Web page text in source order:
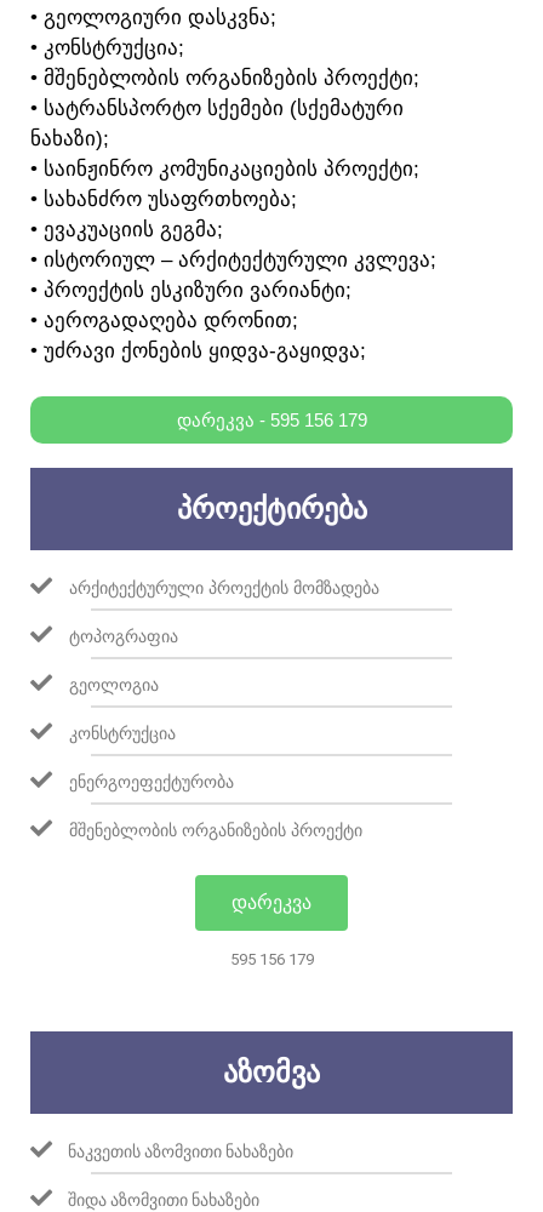
• ᲒᲔᲝᲚᲝᲒᲘᲣᲠᲘ ᲓᲐᲡᲙᲕᲜᲐ;
• ᲙᲝᲜᲡᲢᲠᲣᲥᲪᲘᲐ;
• ᲛᲨᲔᲜᲔᲑᲚᲝᲑᲘᲡ ᲝᲠᲒᲐᲜᲘᲖᲔᲑᲘᲡ ᲞᲠᲝᲔᲥᲢᲘ;
• ᲡᲐᲢᲠᲐᲜᲡᲞᲝᲠᲢᲝ ᲡᲥᲔᲛᲔᲑᲘ (ᲡᲥᲔᲛᲐᲢᲣᲠᲘ
ᲜᲐᲮᲐᲖᲘ);
• ᲡᲐᲘᲜᲟᲘᲜᲠᲝ ᲙᲝᲛᲣᲜᲘᲙᲐᲪᲘᲔᲑᲘᲡ ᲞᲠᲝᲔᲥᲢᲘ;
• ᲡᲐᲮᲐᲜᲫᲠᲝ ᲣᲡᲐᲤᲠᲗᲮᲝᲔᲑᲐ;
• ᲔᲕᲐᲙᲣᲐᲪᲘᲘᲡ ᲒᲔᲒᲛᲐ;
• ᲘᲡᲢᲝᲠᲘᲣᲚ – ᲐᲠᲥᲘᲢᲔᲥᲢᲣᲠᲣᲚᲘ ᲙᲕᲚᲔᲕᲐ;
• ᲞᲠᲝᲔᲥᲢᲘᲡ ᲔᲡᲙᲘᲖᲣᲠᲘ ᲕᲐᲠᲘᲐᲜᲢᲘ;
• ᲐᲔᲠᲝᲒᲐᲓᲐᲦᲔᲑᲐ ᲓᲠᲝᲜᲘᲗ;
• ᲣᲫᲠᲐᲕᲘ ᲥᲝᲜᲔᲑᲘᲡ ᲧᲘᲓᲕᲐ-ᲒᲐᲧᲘᲓᲕᲐ;
ᲓᲐᲠᲔᲙᲕᲐ - 595 156 179
ᲞᲠᲝᲔᲥᲢᲘᲠᲔᲑᲐ
ᲐᲠᲥᲘᲢᲔᲥᲢᲣᲠᲣᲚᲘ ᲞᲠᲝᲔᲥᲢᲘᲡ ᲛᲝᲛᲖᲐᲓᲔᲑᲐ
ᲢᲝᲞᲝᲒᲠᲐᲤᲘᲐ
ᲒᲔᲝᲚᲝᲒᲘᲐ
ᲙᲝᲜᲡᲢᲠᲣᲥᲪᲘᲐ
ᲔᲜᲔᲠᲒᲝᲔᲤᲔᲥᲢᲣᲠᲝᲑᲐ
ᲛᲨᲔᲜᲔᲑᲚᲝᲑᲘᲡ ᲝᲠᲒᲐᲜᲘᲖᲔᲑᲘᲡ ᲞᲠᲝᲔᲥᲢᲘ
ᲓᲐᲠᲔᲙᲕᲐ
595 156 179
ᲐᲖᲝᲛᲕᲐ
ᲜᲐᲙᲕᲔᲗᲘᲡ ᲐᲖᲝᲛᲕᲘᲗᲘ ᲜᲐᲮᲐᲖᲔᲑᲘ
ᲨᲘᲓᲐ ᲐᲖᲝᲛᲕᲘᲗᲘ ᲜᲐᲮᲐᲖᲔᲑᲘ